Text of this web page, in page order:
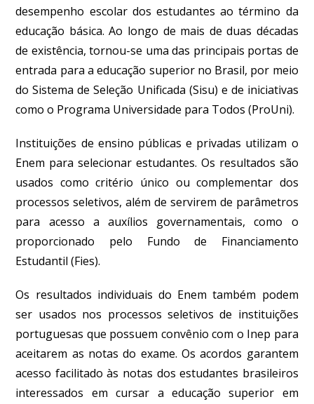
desempenho escolar dos estudantes ao término da
educação básica. Ao longo de mais de duas décadas
de existência, tornou-se uma das principais portas de
entrada para a educação superior no Brasil, por meio
do Sistema de Seleção Unificada (Sisu) e de iniciativas
como o Programa Universidade para Todos (ProUni).
Instituições de ensino públicas e privadas utilizam o
Enem para selecionar estudantes. Os resultados são
usados como critério único ou complementar dos
processos seletivos, além de servirem de parâmetros
para acesso a auxílios governamentais, como o
proporcionado pelo Fundo de Financiamento
Estudantil (Fies).
Os resultados individuais do Enem também podem
ser usados nos processos seletivos de instituições
portuguesas que possuem convênio com o Inep para
aceitarem as notas do exame. Os acordos garantem
acesso facilitado às notas dos estudantes brasileiros
interessados em cursar a educação superior em